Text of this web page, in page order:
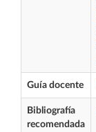
Guía docente
Bibliografía
recomendada